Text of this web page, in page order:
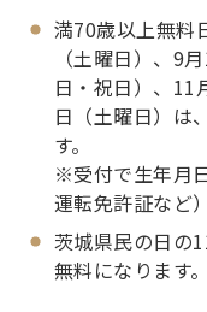
満70歳以上無料
（土曜日）、9
日・祝日）、11
日（土曜日）は
す。
※受付で生年月
運転免許証など
茨城県民の日の
無料になります。